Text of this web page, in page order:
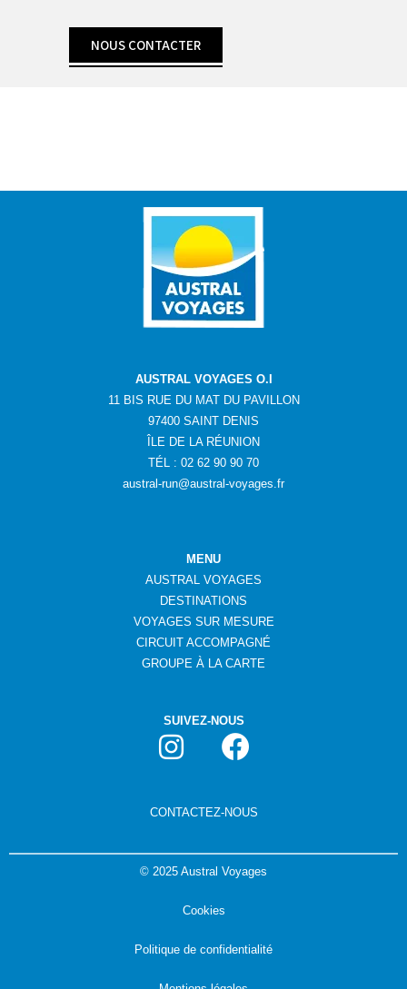
NOUS CONTACTER
AUSTRAL VOYAGES O.I
11 BIS RUE DU MAT DU PAVILLON
97400 SAINT DENIS
ÎLE DE LA RÉUNION
TÉL : 02 62 90 90 70
austral-run@austral-voyages.fr
MENU
AUSTRAL VOYAGES
DESTINATIONS
VOYAGES SUR MESURE
CIRCUIT ACCOMPAGNÉ
GROUPE À LA CARTE
SUIVEZ-NOUS
CONTACTEZ-NOUS
© 2025 Austral Voyages
Cookies
Politique de confidentialité